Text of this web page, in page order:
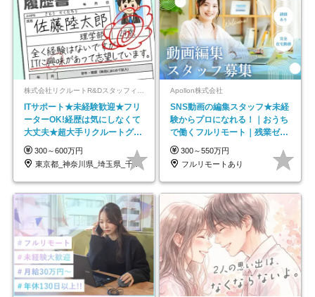
ITサポート★未経験歓迎★フリ
ーターOK!経歴は気にしなくて
大丈夫★超大手リクルートグル
ープの正社員/sg
300～600万円
東京都_神奈川県_埼玉県_千葉県_大阪府…
Apollon株式会社
SNS動画の編集スタッフ★未経
験からプロになれる！｜おうち
で働くフルリモート｜残業ゼロ
で18時退勤◎
300～550万円
フルリモートあり